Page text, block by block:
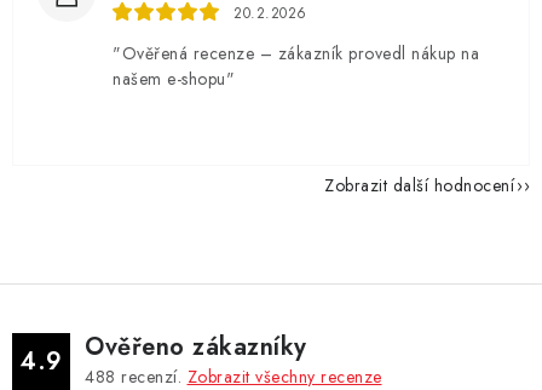
20.2.2026
"Ověřená recenze – zákazník provedl nákup na
našem e-shopu"
Zobrazit další hodnocení
4.9 Ověřeno zákazníky
488 recenzí. Zobrazit všechny recenze